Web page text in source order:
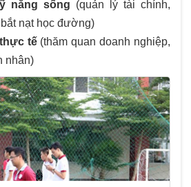
năng sống (quản lý tài chính,
nạt học đường)
tế(thăm quan doanh nghiệp,
nhân)